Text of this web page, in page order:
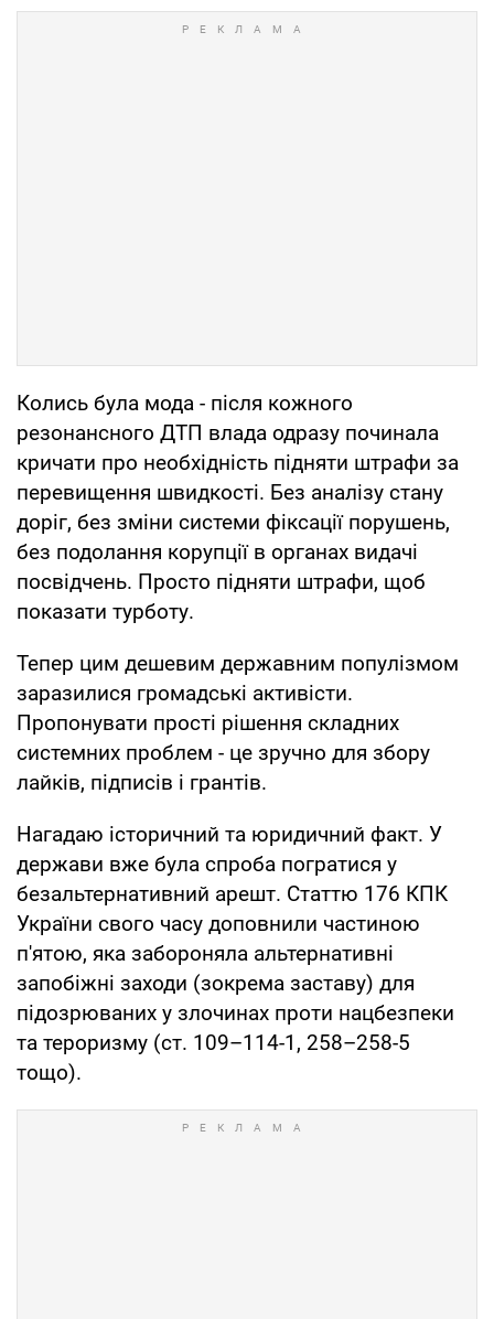
Колись була мода - після кожного
резонансного ДТП влада одразу починала
кричати про необхідність підняти штрафи за
перевищення швидкості. Без аналізу стану
доріг, без зміни системи фіксації порушень,
без подолання корупції в органах видачі
посвідчень. Просто підняти штрафи, щоб
показати турботу.
Тепер цим дешевим державним популізмом
заразилися громадські активісти.
Пропонувати прості рішення складних
системних проблем - це зручно для збору
лайків, підписів і грантів.
Нагадаю історичний та юридичний факт. У
держави вже була спроба погратися у
безальтернативний арешт. Статтю 176 КПК
України свого часу доповнили частиною
п'ятою, яка забороняла альтернативні
запобіжні заходи (зокрема заставу) для
підозрюваних у злочинах проти нацбезпеки
та тероризму (ст. 109–114-1, 258–258-5
тощо).